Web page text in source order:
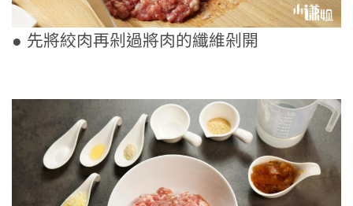
● 先將絞肉再剁過將肉的纖維剁開